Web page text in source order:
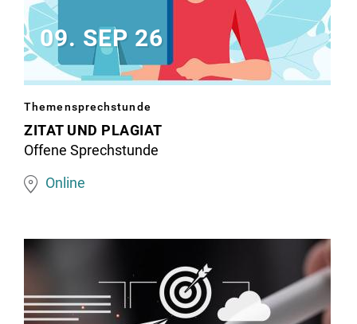
09. SEP 26
Image
matching
this
topic
Themensprechstunde
ZITAT UND PLAGIAT
Offene Sprechstunde
Online